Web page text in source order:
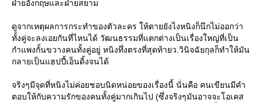
ฝ่ายอังกฤษและฝ่ายสยาม
ดูจากเหตุผลการกระทำของตัวละคร ให้ตายยังไงหนิงก็นึกไม่ออกว่า
ทั้งคู่จะลงเอยกันที่ไหนได้ วัฒนธรรมที่แตกต่างเป็นเรื่องใหญ่ที่เป็น
กำแพงกั้นขวางคนทั้งคู่อยู่ หนิงทึ่งตรงที่สุดท้ายว.วินิจฉัยกุลก็ทำให้มัน
กลายเป็นแฮปปี้เอ็นดิ้งจนได้
จริงๆมีจุดที่หนิงไม่ค่อยชอบนิดหน่อยของเรื่องนี้ นั่นคือ คนเขียนมีคำ
ตอบให้กับความรักของคนทั้งคู่มากเกินไป (ซึ่งจริงๆมันอาจจะโอเคส